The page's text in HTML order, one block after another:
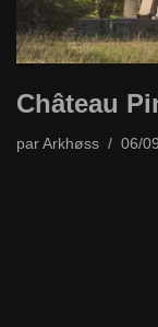
Château
par Arkhøss 06/